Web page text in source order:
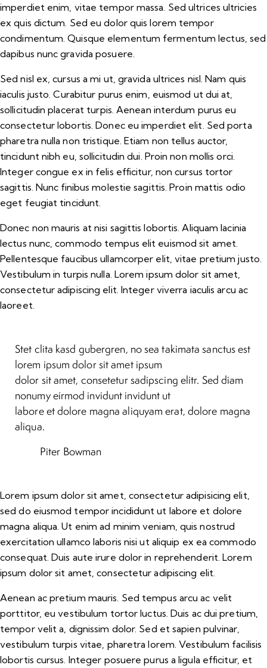
imperdiet enim, vitae tempor massa. Sed ultrices ultricies
ex quis dictum. Sed eu dolor quis lorem tempor
condimentum. Quisque elementum fermentum lectus, sed
dapibus nunc gravida posuere.
Sed nisl ex, cursus a mi ut, gravida ultrices nisl. Nam quis
iaculis justo. Curabitur purus enim, euismod ut dui at,
sollicitudin placerat turpis. Aenean interdum purus eu
consectetur lobortis. Donec eu imperdiet elit. Sed porta
pharetra nulla non tristique. Etiam non tellus auctor,
tincidunt nibh eu, sollicitudin dui. Proin non mollis orci.
Integer congue ex in felis efficitur, non cursus tortor
sagittis. Nunc finibus molestie sagittis. Proin mattis odio
eget feugiat tincidunt.
Donec non mauris at nisi sagittis lobortis. Aliquam lacinia
lectus nunc, commodo tempus elit euismod sit amet.
Pellentesque faucibus ullamcorper elit, vitae pretium justo.
Vestibulum in turpis nulla. Lorem ipsum dolor sit amet,
consectetur adipiscing elit. Integer viverra iaculis arcu ac
laoreet.
Stet clita kasd gubergren, no sea takimata sanctus est
lorem ipsum dolor sit amet ipsum
dolor sit amet, consetetur sadipscing elitr. Sed diam
nonumy eirmod invidunt invidunt ut
labore et dolore magna aliquyam erat, dolore magna
aliqua.
Piter Bowman
Lorem ipsum dolor sit amet, consectetur adipisicing elit,
sed do eiusmod tempor incididunt ut labore et dolore
magna aliqua. Ut enim ad minim veniam, quis nostrud
exercitation ullamco laboris nisi ut aliquip ex ea commodo
consequat. Duis aute irure dolor in reprehenderit. Lorem
ipsum dolor sit amet, consectetur adipiscing elit.
Aenean ac pretium mauris. Sed tempus arcu ac velit
porttitor, eu vestibulum tortor luctus. Duis ac dui pretium,
tempor velit a, dignissim dolor. Sed et sapien pulvinar,
vestibulum turpis vitae, pharetra lorem. Vestibulum facilisis
lobortis cursus. Integer posuere purus a ligula efficitur, et